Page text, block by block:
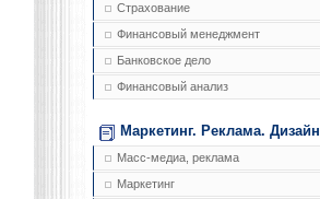
Страхование
Финансовый менеджмент
Банковское дело
Финансовый анализ
Маркетинг. Реклама. Дизайн
Масс-медиа, реклама
Маркетинг